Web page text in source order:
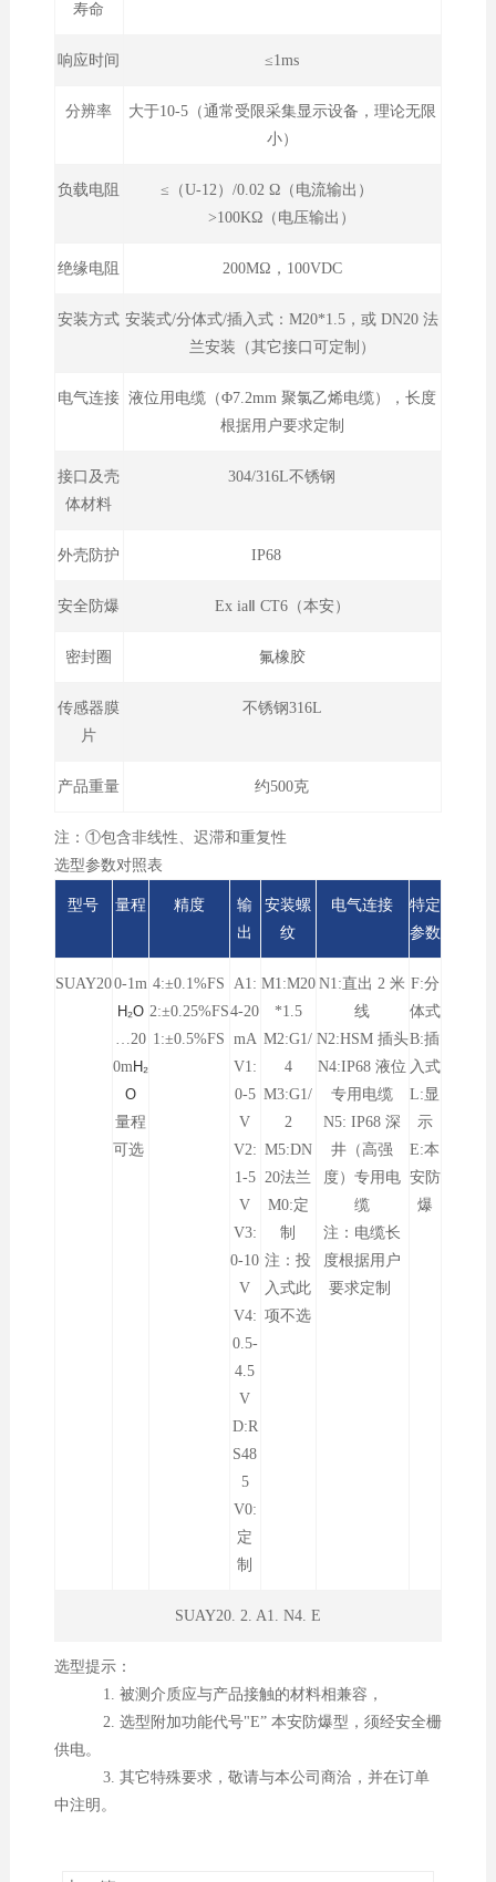
寿命
响应时间 ≤1ms
分辨率
大于10-5（通常受限采集显示设备，理论无限
小）
负载电阻
≤（U-12）/0.02 Ω（电流输出）
>100KΩ（电压输出）
绝缘电阻 200MΩ，100VDC
安装方式 安装式/分体式/插入式：M20*1.5，或 DN20 法
兰安装（其它接口可定制）
电气连接 液位用电缆（Φ7.2mm 聚氯乙烯电缆），长度
根据用户要求定制
接口及壳
体材料
304/316L不锈钢
外壳防护 IP68
安全防爆 Ex iaⅡ CT6（本安）
密封圈 氟橡胶
传感器膜
片
不锈钢316L
产品重量 约500克
注：①包含非线性、迟滞和重复性
选型参数对照表
型号 量程 精度
输
出
安装螺
纹
电气连接
特定
参数
SUAY200-1m
H₂O
…20
0mH₂
O
量程
可选
4:±0.1%FS
2:±0.25%FS
1:±0.5%FS
A1:
4-20
mA
V1:
0-5
V
V2:
1-5
V
V3:
0-10
V
V4:
0.5-
4.5
V
D:R
S48
5
V0:
定
制
M1:M20
*1.5
M2:G1/
4
M3:G1/
2
M5:DN
20法兰
M0:定
制
注：投
入式此
项不选
N1:直出 2 米
线
N2:HSM 插头
N4:IP68 液位
专用电缆
N5: IP68 深
井（高强
度）专用电
缆
注：电缆长
度根据用户
要求定制
F:分
体式
B:插
入式
L:显
示
E:本
安防
爆
SUAY20. 2. A1. N4. E
选型提示：
1. 被测介质应与产品接触的材料相兼容，
2. 选型附加功能代号"E” 本安防爆型，须经安全栅
供电。
3. 其它特殊要求，敬请与本公司商洽，并在订单
中注明。